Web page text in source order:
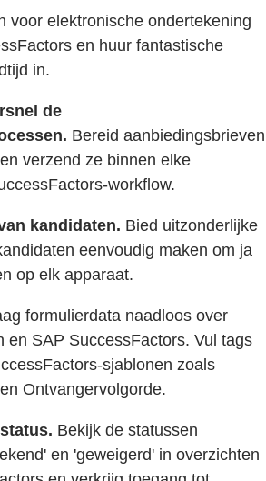
voor elektronische ondertekening
en huur fantastische
in.
de
Bereid aanbiedingsbrieven
verzend ze binnen elke
workflow.
kandidaten. Bied uitzonderlijke
eenvoudig maken om ja
op elk apparaat.
formulierdata naadloos over
en SAP SuccessFactors. Vul tags
sjablonen zoals
Ontvangervolgorde.
Bekijk de statussen
en 'geweigerd' in overzichten